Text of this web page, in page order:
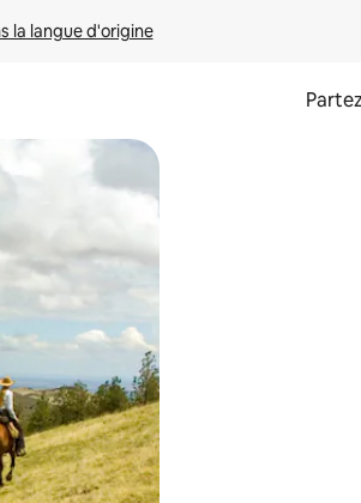
la langue d'origine
dessus et en les faisant glisser.